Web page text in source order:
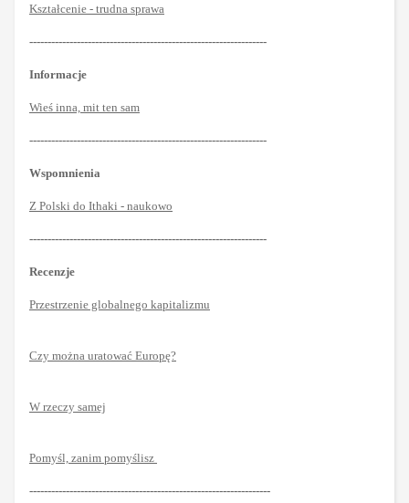
Kształcenie - trudna sprawa
-----------------------------------------------------------------
Informacje
Wieś inna, mit ten sam
-----------------------------------------------------------------
Wspomnienia
Z Polski do Ithaki - naukowo
-----------------------------------------------------------------
Recenzje
Przestrzenie globalnego kapitalizmu
Czy można uratować Europę?
W rzeczy samej
Pomyśl, zanim pomyślisz
------------------------------------------------------------------